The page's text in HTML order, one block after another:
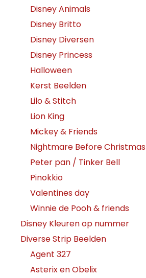
Disney Animals
Disney Britto
Disney Diversen
Disney Princess
Halloween
Kerst Beelden
Lilo & Stitch
Lion King
Mickey & Friends
Nightmare Before Christmas
Peter pan / Tinker Bell
Pinokkio
Valentines day
Winnie de Pooh & friends
Disney Kleuren op nummer
Diverse Strip Beelden
Agent 327
Asterix en Obelix